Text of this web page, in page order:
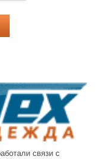
связи с